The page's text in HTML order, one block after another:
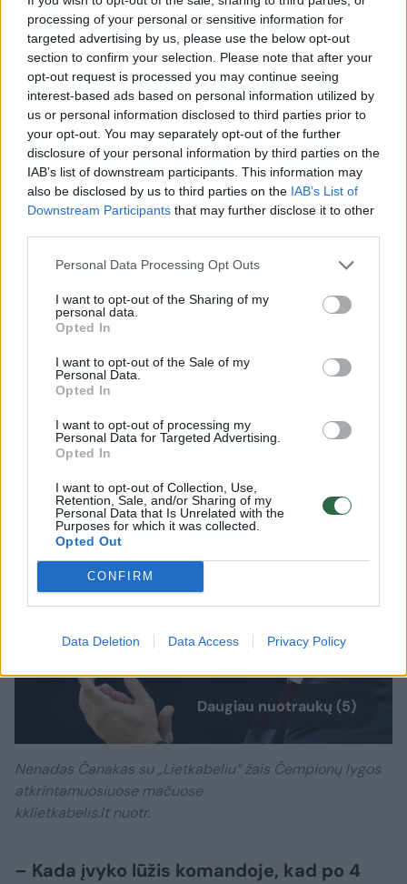
processing of your personal or sensitive information for
targeted advertising by us, please use the below opt-out
section to confirm your selection. Please note that after your
opt-out request is processed you may continue seeing
interest-based ads based on personal information utilized by
us or personal information disclosed to third parties prior to
your opt-out. You may separately opt-out of the further
disclosure of your personal information by third parties on the
IAB’s list of downstream participants. This information may
also be disclosed by us to third parties on the IAB’s List of
Downstream Participants that may further disclose it to other
Personal Data Processing Opt Outs
I want to opt-out of the Sharing of my
personal data.
Opted In
I want to opt-out of the Sale of my
Personal Data.
Opted In
I want to opt-out of processing my
Personal Data for Targeted Advertising.
Opted In
I want to opt-out of Collection, Use,
Retention, Sale, and/or Sharing of my
Personal Data that Is Unrelated with the
Purposes for which it was collected.
Opted Out
CONFIRM
Data Deletion Data Access Privacy Policy
– Vaizdo įraše iš rūbines matyti jūsų
emocijos, kurių įprastai niekada nerodote.
Galbūt taip išliejote visą įtampą, kurią
jautėte prieš mačą?
– Labai didžiuojuosi savo žaidėjais, trenerių
emocijos liejosi laisvai. Nejaučiau spaudimo
prieš lemiamas rungtynes, kadangi iš klubo
pusės jaučiau didelį palaikymą. Spaudžiau
pats save, kadangi visada noriu laimėti ir
rūbinėje parodytos emocijos puikiai tai
atspindėjo.
Daugiau nuotraukų (5)
Nenadas Čanakas su „Lietkabeliu“ žais Čempionų lygos
atkrintamuosiuose mačuose
kklietkabelis.lt nuotr.
– Kada įvyko lūžis komandoje, kad po 4